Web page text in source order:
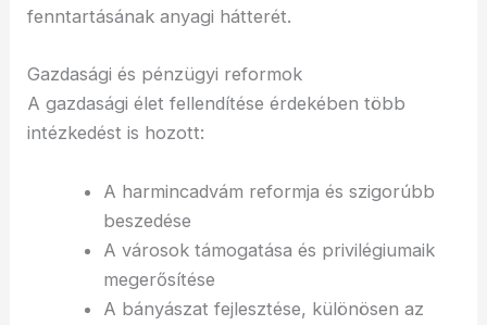
fenntartásának anyagi hátterét.
Gazdasági és pénzügyi reformok
A gazdasági élet fellendítése érdekében több
intézkedést is hozott:
A harmincadvám reformja és szigorúbb
beszedése
A városok támogatása és privilégiumaik
megerősítése
A bányászat fejlesztése, különösen az